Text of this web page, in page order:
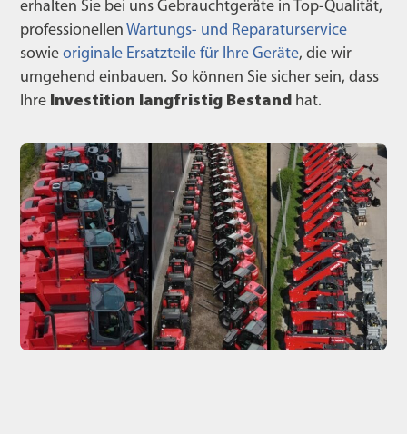
erhalten Sie bei uns Gebrauchtgeräte in Top-Qualität,
professionellen Wartungs- und Reparaturservice
sowie originale Ersatzteile für Ihre Geräte, die wir
umgehend einbauen. So können Sie sicher sein, dass
Ihre Investition langfristig Bestand hat.